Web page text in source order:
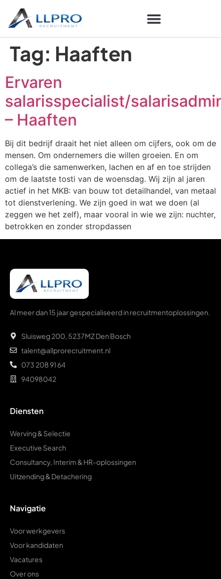
Tag: Haaften
Ervaren
salarisspecialist/
– Haaften
Bij dit bedrijf draait het niet alleen om cijfers, ook om de
mensen. Om ondernemers die willen groeien. En om
collega’s die samenwerken, lachen en af en toe strijden
om de laatste tosti van de woensdag. Wij zijn al jaren
actief in het MKB: van bouw tot detailhandel, van metaal
tot dienstverlening. We zijn goed in wat we doen (al
zeggen we het zelf), maar vooral in wie we zijn: nuchter,
betrokken en zonder stropdassen
Al meer dan 15 jaar gespecialiseerd in recruitmentoplossingen.
Sluisweg 200, 5237MZ Den Bosch
talent@allprorecruitment.nl
073 208 91 64
94098042
Diensten
Werving & Selectie
Executive Search
Consultancy, Interim & HR-oplossingen
Uitzending & Detachering
Navigatie
Voor werkgevers
Voor kandidaten
Vacatures
Over ons